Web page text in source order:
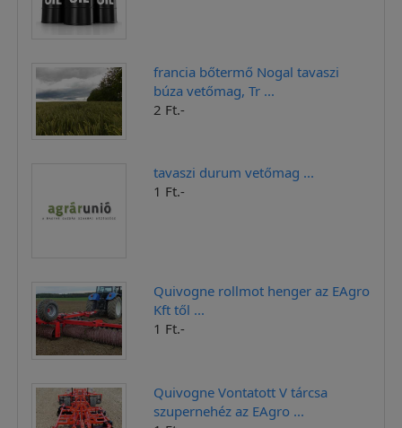
francia bőtermő Nogal tavaszi
búza vetőmag, Tr ...
2 Ft.-
tavaszi durum vetőmag ...
1 Ft.-
Quivogne rollmot henger az EAgro
Kft től ...
1 Ft.-
Quivogne Vontatott V tárcsa
szupernehéz az EAgro ...